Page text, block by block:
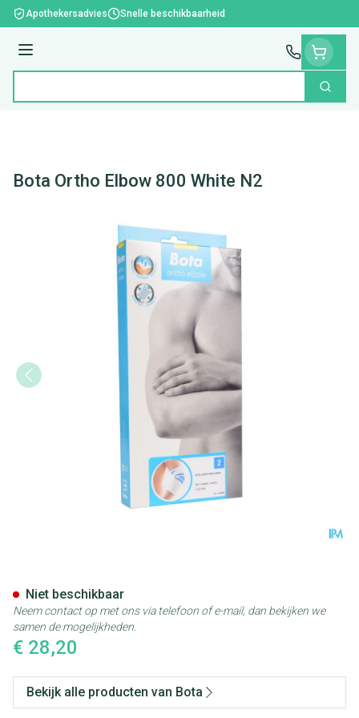
Ga naar de inhoud
Apothekersadvies Snelle beschikbaarheid
Menu
Zoek
Bota Ortho Elbow 800 White N2
€ 28,20
Niet beschikbaar
Neem contact op met ons via telefoon of e-mail, dan bekijken we
samen de mogelijkheden.
Bekijk alle producten van Bota